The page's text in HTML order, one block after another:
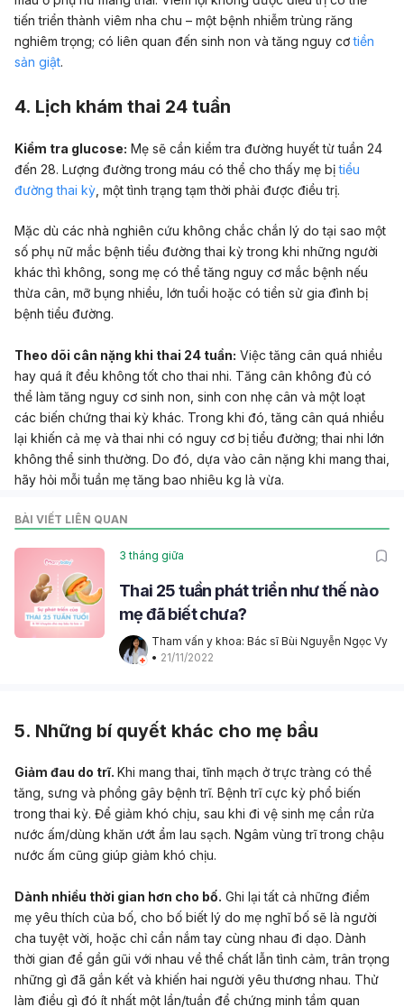
tiến triển thành viêm nha chu – một bệnh nhiễm trùng răng
nghiêm trọng; có liên quan đến sinh non và tăng nguy cơ tiền
sản giật.
4. Lịch khám thai 24 tuần
Kiểm tra glucose: Mẹ sẽ cần kiểm tra đường huyết từ tuần 24
đến 28. Lượng đường trong máu có thể cho thấy mẹ bị tiểu
đường thai kỳ , một tình trạng tạm thời phải được điều trị.
Mặc dù các nhà nghiên cứu không chắc chắn lý do tại sao một
số phụ nữ mắc bệnh tiểu đường thai kỳ trong khi những người
khác thì không, song mẹ có thể tăng nguy cơ mắc bệnh nếu
thừa cân, mỡ bụng nhiều, lớn tuổi hoặc có tiền sử gia đình bị
bệnh tiểu đường.
Theo dõi cân nặng khi thai 24 tuần: Việc tăng cân quá nhiều
hay quá ít đều không tốt cho thai nhi. Tăng cân không đủ có
thể làm tăng nguy cơ sinh non, sinh con nhẹ cân và một loạt
các biến chứng thai kỳ khác. Trong khi đó, tăng cân quá nhiều
lại khiến cả mẹ và thai nhi có nguy cơ bị tiểu đường; thai nhi lớn
không thể sinh thường. Do đó, dựa vào cân nặng khi mang thai,
hãy hỏi mỗi tuần mẹ tăng bao nhiêu kg là vừa.
BÀI VIẾT LIÊN QUAN
3 tháng giữa
Thai 25 tuần phát triển như thế nào
mẹ đã biết chưa?
Tham vấn y khoa: Bác sĩ Bùi Nguyễn Ngọc Vy
• 21/11/2022
5. Những bí quyết khác cho mẹ bầu
Giảm đau do trĩ. Khi mang thai, tĩnh mạch ở trực tràng có thể
tăng, sưng và phồng gây bệnh trĩ. Bệnh trĩ cực kỳ phổ biến
trong thai kỳ. Để giảm khó chịu, sau khi đi vệ sinh mẹ cần rửa
nước ấm/dùng khăn ướt ẩm lau sạch. Ngâm vùng trĩ trong chậu
nước ấm cũng giúp giảm khó chịu.
Dành nhiều thời gian hơn cho bố. Ghi lại tất cả những điểm
mẹ yêu thích của bố, cho bố biết lý do mẹ nghĩ bố sẽ là người
cha tuyệt vời, hoặc chỉ cần nắm tay cùng nhau đi dạo. Dành
thời gian để gần gũi với nhau về thể chất lẫn tình cảm, trân trọng
những gì đã gắn kết và khiến hai người yêu thương nhau. Thử
làm điều gì đó ít nhất một lần/tuần để chứng minh tầm quan